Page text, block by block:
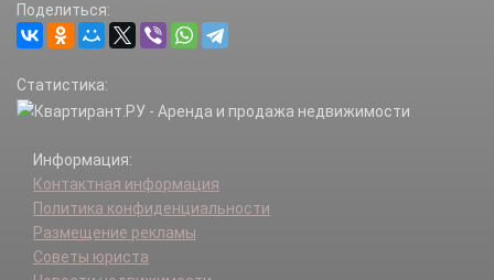
Поделиться:
Статистика:
Информация:
Контактная информация
Политика конфиденциальности
Размещение рекламы
Советы юриста